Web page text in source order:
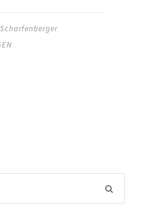
Scharfenberger